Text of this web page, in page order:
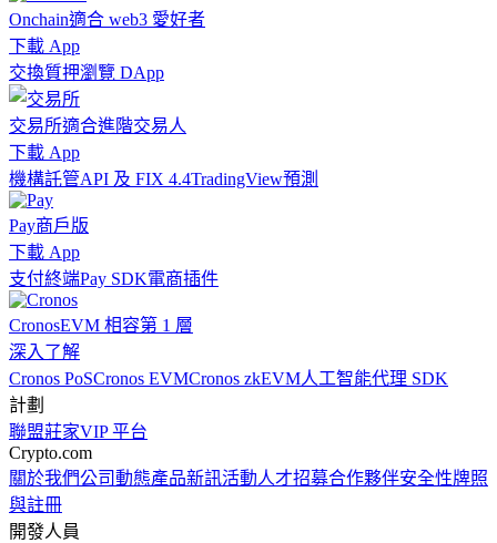
Onchain適合 web3 愛好者
下載 App
交換質押瀏覽 DApp
交易所適合進階交易人
下載 App
機構託管API 及 FIX 4.4TradingView預測
Pay商戶版
下載 App
支付終端Pay SDK電商插件
CronosEVM 相容第 1 層
深入了解
Cronos PoSCronos EVMCronos zkEVM人工智能代理 SDK
計劃
聯盟莊家VIP 平台
Crypto.com
關於我們公司動態產品新訊活動人才招募合作夥伴安全性牌照
與註冊
開發人員